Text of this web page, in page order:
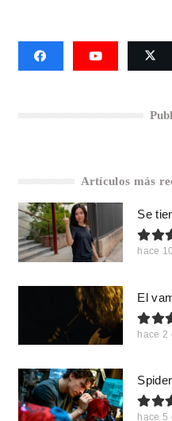
Artículos más
Se
hace
El
hace 2
hace 5